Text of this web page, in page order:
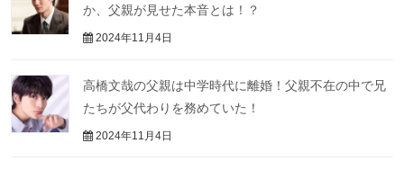
か、父親が見せた本音とは！？
2024年11月4日
高橋文哉の父親は中学時代に離婚！父親不在の中で兄
たちが父代わりを務めていた！
2024年11月4日